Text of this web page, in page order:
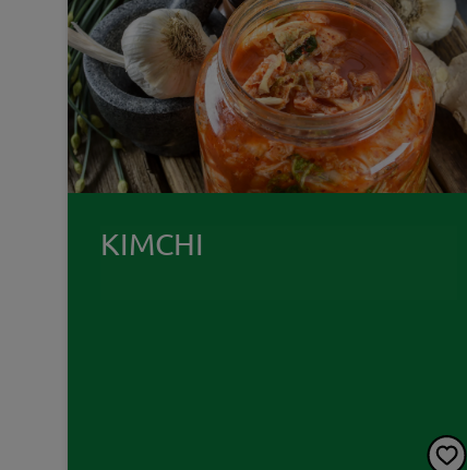
KIMCHI